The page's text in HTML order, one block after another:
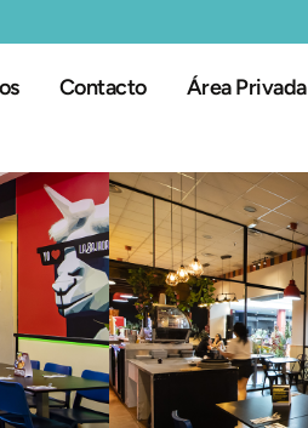
Contacto Área Privada